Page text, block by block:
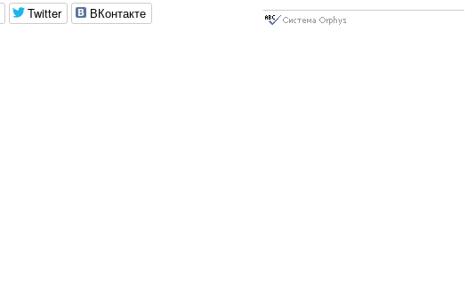
Twitter ВКонтакте